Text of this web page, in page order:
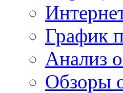
График
Анализ
Обзоры